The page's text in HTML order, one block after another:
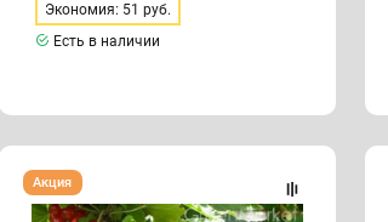
Экономия: 51 руб.
Есть в наличии
Смородина
"СВЯТО-
МИХАЙЛОВСКАЯ"
Акция